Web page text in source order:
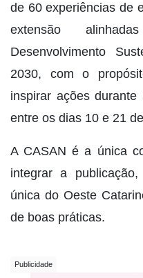
de 60 experiências de
extensão
Desenvolvimento
2030, com o
inspirar ações
entre os dias 10 e 21
A CASAN é a única
integrar a
única do Oeste
de boas práticas.